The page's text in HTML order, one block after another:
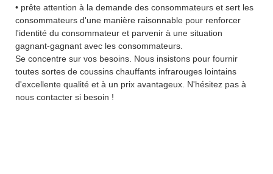
• prête attention à la demande des consommateurs et sert les
consommateurs d'une manière raisonnable pour renforcer
l'identité du consommateur et parvenir à une situation
gagnant-gagnant avec les consommateurs.
Se concentre sur vos besoins. Nous insistons pour fournir
toutes sortes de coussins chauffants infrarouges lointains
d'excellente qualité et à un prix avantageux. N'hésitez pas à
nous contacter si besoin !